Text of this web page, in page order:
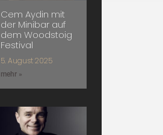
Cem Aydin mit
der Minibar auf
dem Woodstoig
Festival
5. August 2025
mehr »